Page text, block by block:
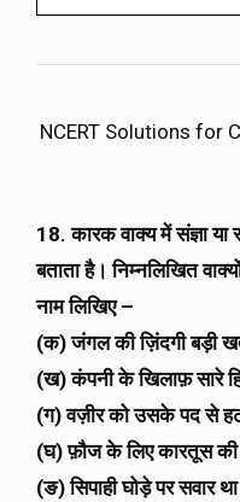
NCERT Solutions for
18. कारक वाक्य में संज्ञा या
बताता है। निम्नलिखित
नाम लिखिए –
(क) जंगल की ज़िंदगी बड़ी
(ख) कंपनी के खिलाफ़ सारे
(ग) वज़ीर को उसके पद से
(घ) फ़ौज के लिए कारतूस
(ङ) सिपाही घोड़े पर सवार